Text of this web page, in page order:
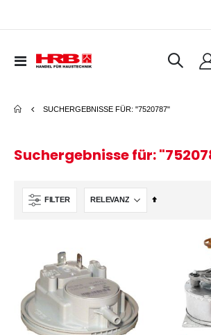
Navigation
SUCHERGEBNISSE FÜR: "7520787"
Suchergebnisse für:
FILTER
In